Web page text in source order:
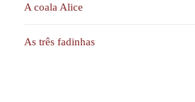
A coala Alice
As três fadinhas